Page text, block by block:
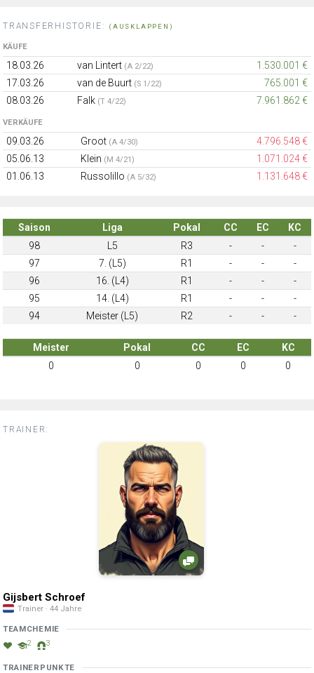
TRANSFERHISTORIE: (AUSKLAPPEN)
KÄUFE
18.03.26 van Lintert (A 2/22)
1.530.001 €
17.03.26
van de Buurt (S 1/22)
765.001 €
08.03.26
Falk (T 4/22) 7.961.862 €
VERKÄUFE
09.03.26 Groot (A 4/30)
4.796.548 €
05.06.13
Klein (M 4/21)
1.071.024 €
01.06.13
Russolillo (A 5/32) 1.131.648 €
Saison Liga Pokal CC EC
KC
98
L5 R3 - -
-
97
7. (L5) R1 - -
-
96
16. (L4) R1 - -
-
95
14. (L4) R1 - -
-
94
Meister (L5) R2 - - -
Meister Pokal CC EC
KC
0
0 0 0 0
TRAINER:
Gijsbert Schroef
Trainer · 44 Jahre
TEAMCHEMIE
2 3
TRAINERPUNKTE